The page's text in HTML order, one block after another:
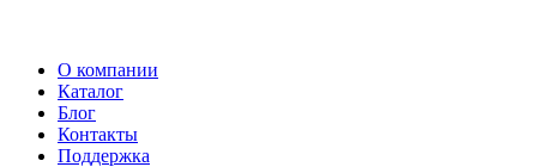
О компании
Каталог
Блог
Контакты
Поддержка